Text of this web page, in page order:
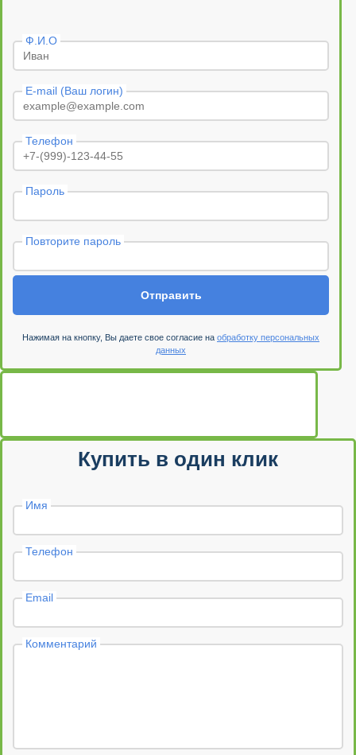
Ф.И.О
E-mail (Ваш логин)
Телефон
Пароль
Повторите пароль
Отправить
Нажимая на кнопку, Вы даете свое согласие на обработку персональных
данных
Купить в один клик
Имя
Телефон
Email
Комментарий